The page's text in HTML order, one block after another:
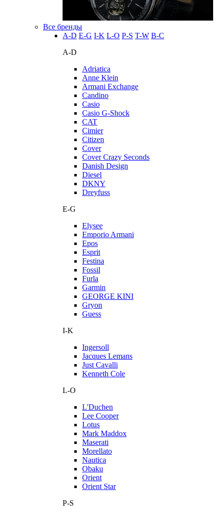
Все бренды
A-D E-G I-K L-O P-S T-W В-С
A-D
Adriatica
Anne Klein
Armani Exchange
Candino
Casio
Casio G-Shock
CAT
Cimier
Citizen
Cover
Cover Crazy Seconds
Danish Design
Diesel
DKNY
Dreyfuss
E-G
Elysee
Emporio Armani
Epos
Esprit
Festina
Fossil
Furla
Garmin
GEORGE KINI
Gryon
Guess
I-K
Ingersoll
Jacques Lemans
Just Cavalli
Kenneth Cole
L-O
L'Duchen
Lee Cooper
Lotus
Mark Maddox
Maserati
Morellato
Nautica
Obaku
Orient
Orient Star
P-S